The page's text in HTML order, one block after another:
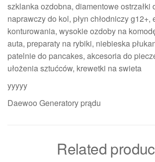
szklanka ozdobna, diamentowe ostrzałki
naprawczy do kol, płyn chłodniczy
konturowania, wysokie ozdoby na
auta, preparaty na rybiki, niebieska
patelnie do pancakes, akcesoria do
ułożenia sztućców, krewetki na swieta
yyyyy
Daewoo Generatory prądu
Related